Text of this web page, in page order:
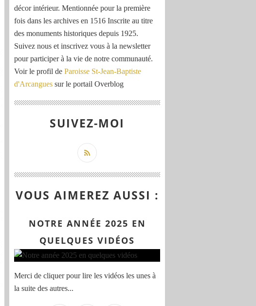
décor intérieur. Mentionnée pour la première
fois dans les archives en 1516 Inscrite au titre
des monuments historiques depuis 1925.
Suivez nous et inscrivez vous à la newsletter
pour participer à la vie de notre communauté.
Voir le profil de Paroisse St-Jean-Baptiste
d'Arcangues sur le portail Overblog
SUIVEZ-MOI
VOUS AIMEREZ AUSSI :
NOTRE ANNÉE 2025 EN
QUELQUES VIDÉOS
Merci de cliquer pour lire les vidéos les unes à
la suite des autres...